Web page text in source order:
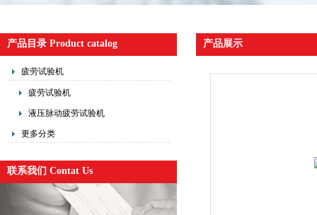
产品目录 Product catalog
疲劳试验机
疲劳试验机
液压脉动疲劳试验机
更多分类
联系我们 Contat Us
产品展示